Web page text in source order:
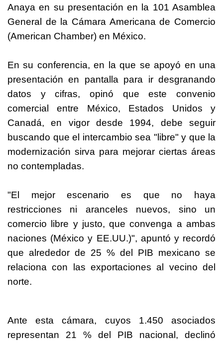
Anaya en su presentación en la 101 Asamblea
General de la Cámara Americana de Comercio
(American Chamber) en México.
En su conferencia, en la que se apoyó en una
presentación en pantalla para ir desgranando
datos y cifras, opinó que este convenio
comercial entre México, Estados Unidos y
Canadá, en vigor desde 1994, debe seguir
buscando que el intercambio sea "libre" y que la
modernización sirva para mejorar ciertas áreas
no contempladas.
"El mejor escenario es que no haya
restricciones ni aranceles nuevos, sino un
comercio libre y justo, que convenga a ambas
naciones (México y EE.UU.)", apuntó y recordó
que alrededor de 25 % del PIB mexicano se
relaciona con las exportaciones al vecino del
norte.
Ante esta cámara, cuyos 1.450 asociados
representan 21 % del PIB nacional, declinó